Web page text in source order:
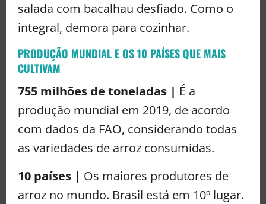
salada com bacalhau desfiado. Como o
integral, demora para cozinhar.
PRODUÇÃO MUNDIAL E OS 10 PAÍSES QUE MAIS
CULTIVAM
755 milhões de toneladas | É a
produção mundial em 2019, de acordo
com dados da FAO, considerando todas
as variedades de arroz consumidas.
10 países | Os maiores produtores de
arroz no mundo. Brasil está em 10º lugar.